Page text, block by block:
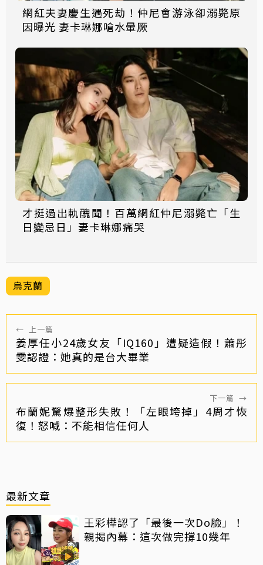
網紅夫妻慶生遇死劫！仲尼會游泳卻溺斃原
因曝光 妻卡琳娜嗆水暈厥
才挺過出軌醜聞！百萬網紅仲尼溺斃亡「生
日變忌日」妻卡琳娜痛哭
烏克蘭
← 上一篇
姜厚任小24歲女友「IQ160」遭疑造假！蕭彤
雯認證：她真的是台大畢業
下一篇 →
布蘭妮驚爆整形失敗！「左眼垮掉」4周才恢
復！怒喊：不能相信任何人
最新文章
王彩樺認了「最後一次Do臉」！
親揭內幕：這次做完撐10幾年